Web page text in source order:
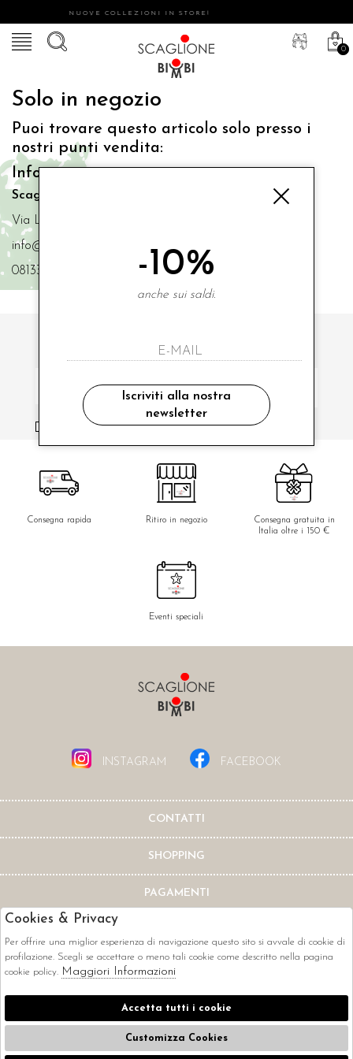
NUOVE COLLEZIONI IN STORE!
0
Solo in negozio
Puoi trovare questo articolo solo presso i
nostri punti vendita:
Info contatti
Scaglione Bimbi di Iacono Maria Angela
Via Luigi Mazzella,73 80077 Ischia
info@scaglionebimbi.com
0813331162
ISCRIVITI ALLA NOSTRA NEWSLETTER
ho letto ed accettato le condizioni sulla privacy.
Consegna rapida Ritiro in negozio
Consegna gratuita in
Italia oltre i 150 €
Eventi speciali
INSTAGRAM FACEBOOK
CONTATTI
SHOPPING
PAGAMENTI
CORRIERI
-10%
anche sui saldi.
Iscriviti alla nostra
newsletter
Cookies & Privacy
Per offrire una miglior esperienza di navigazione questo sito si avvale di cookie di
profilazione. Scegli se accettare o meno tali cookie come descritto nella pagina
cookie policy. Maggiori Informazioni
Accetta tutti i cookie
Customizza Cookies